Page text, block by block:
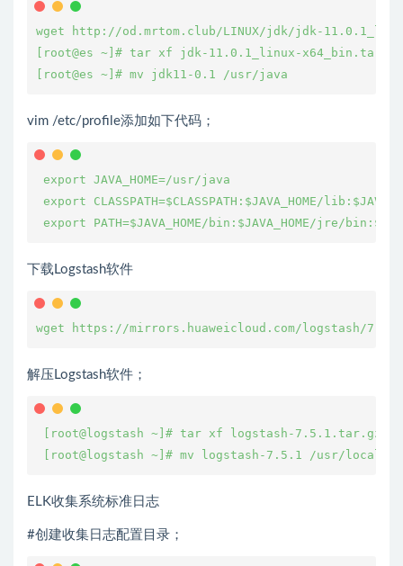
wget http://od.mrtom.club/LINUX/jdk/jdk-
[root@es ~]# tar xf jdk-11.0.1_linux-
vim /etc/profile添加如下代码；
export JAVA_HOME=/usr/java
export CLASSPATH=$CLASSPATH:$JAVA_HOME/
export PATH=$JAVA_HOME/bin:$JAVA_HOME/jre/
下载Logstash软件
wget https://mirrors.huaweicloud.com/logstash/
解压Logstash软件；
[root@logstash ~]# tar xf logstash-7.5.1.tar.gz
[root@logstash ~]# mv logstash-7.5.1 /usr/local/
ELK收集系统标准日志
#创建收集日志配置目录；